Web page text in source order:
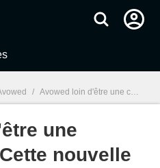
/ Avowed loin d'être une catastrophe ? Cette nouvelle semble même indiquer tout le contraire
une
nouvelle